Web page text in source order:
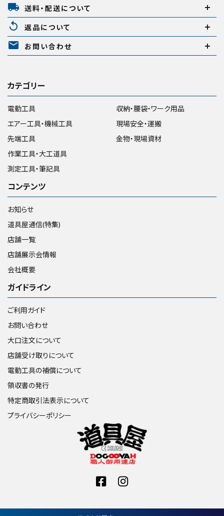
local_shipping 送料・配送について
replay 返品について
mail お問い合わせ
カテゴリー
電動工具
エアー工具・機械工具
先端工具
作業工具・大工道具
測定工具・筆記具
収納・腰袋・ワーク用品
現場安全・運搬
金物・現場資材
コンテンツ
お知らせ
道具屋通信(特集)
店舗一覧
店舗展示会情報
会社概要
ガイドライン
ご利用ガイド
お問い合わせ
大口注文について
店舗受け取りについて
電動工具の補償について
領収書の発行
特定商取引法表示について
プライバシーポリシー